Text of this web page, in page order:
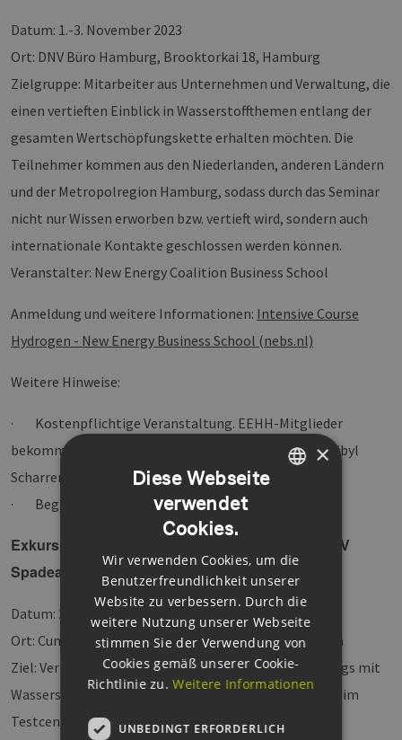
Datum: 1.-3. November 2023
Ort: DNV Büro Hamburg, Brooktorkai 18, Hamburg
Zielgruppe: Mitarbeiter aus Unternehmen und Verwaltung, die
einen vertieften Einblick in Wasserstoffthemen entlang der
gesamten Wertschöpfungskette erhalten möchten. Die
Teilnehmer kommen aus den Niederlanden, anderen Ländern
und der Metropolregion Hamburg, sodass durch das Seminar
nicht nur Wissen erworben bzw. vertieft wird, sondern auch
internationale Kontakte geschlossen werden können.
Veranstalter: New Energy Coalition Business School
Anmeldung und weitere Informationen: Intensive Course
Hydrogen - New Energy Business School (nebs.nl)
Weitere Hinweise:
· Kostenpflichtige Veranstaltung. EEHH-Mitglieder
bekommen einen Discount (bitte sprechen Sie dazu Sibyl
Scharrer an)
· Begrenzte Teilnehmerzahl
Exkursion nach Großbritannien: Besuch des DNV
Spadeadam Research & Testzentrums
Datum: 27.-28. November 2023
Ort: Cumbria, UK, Spadeadam Research &Testzentrum
Ziel: Vermittlung von Grundlagen des sicheren Umgangs mit
Wasserstoff anhand verschiedener Versuchsaufbauten im
Testcenter.
GERMAN
×
Diese Webseite
verwendet
Cookies.
Wir verwenden Cookies, um die
Benutzerfreundlichkeit unserer
Website zu verbessern. Durch die
weitere Nutzung unserer Webseite
stimmen Sie der Verwendung von
Cookies gemäß unserer Cookie-
Richtlinie zu. Weitere Informationen
UNBEDINGT ERFORDERLICH